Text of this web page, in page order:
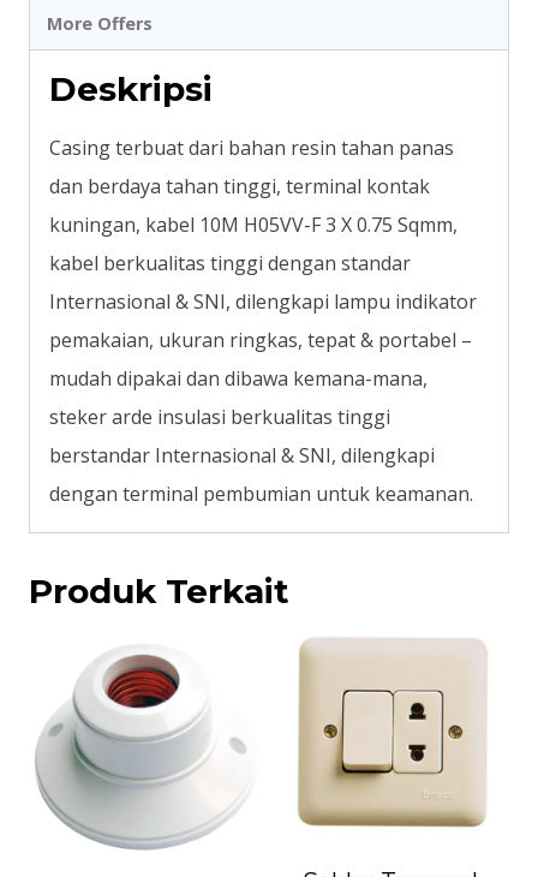
More Offers
Deskripsi
Casing terbuat dari bahan resin tahan panas
dan berdaya tahan tinggi, terminal kontak
kuningan, kabel 10M H05VV-F 3 X 0.75 Sqmm,
kabel berkualitas tinggi dengan standar
Internasional & SNI, dilengkapi lampu indikator
pemakaian, ukuran ringkas, tepat & portabel –
mudah dipakai dan dibawa kemana-mana,
steker arde insulasi berkualitas tinggi
berstandar Internasional & SNI, dilengkapi
dengan terminal pembumian untuk keamanan.
Produk Terkait